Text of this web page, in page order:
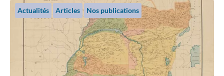
Actualités Articles Nos publications